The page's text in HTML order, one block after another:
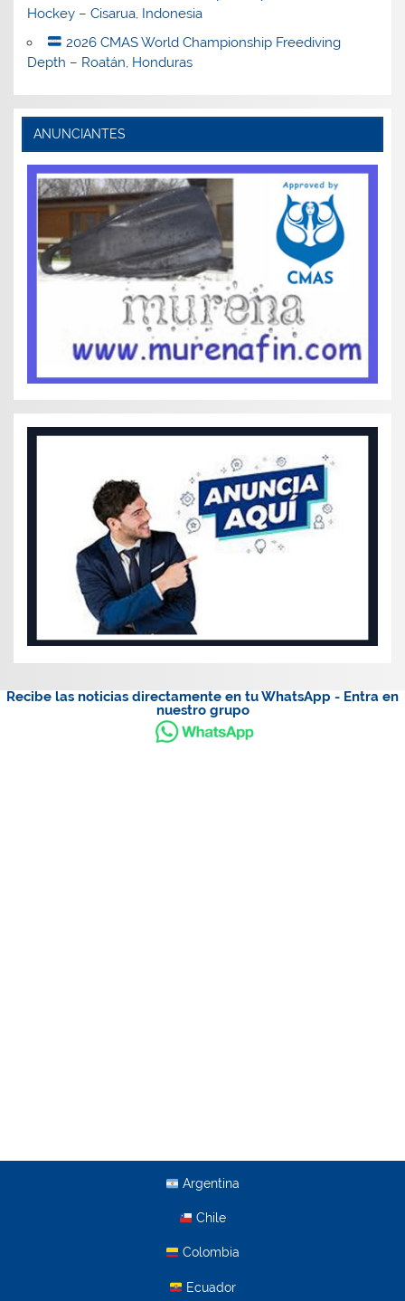
Hockey – Cisarua, Indonesia
2026 CMAS World Championship Freediving
Depth – Roatán, Honduras
ANUNCIANTES
Recibe las noticias directamente en tu WhatsApp - Entra en
nuestro grupo
Argentina
Chile
Colombia
Ecuador